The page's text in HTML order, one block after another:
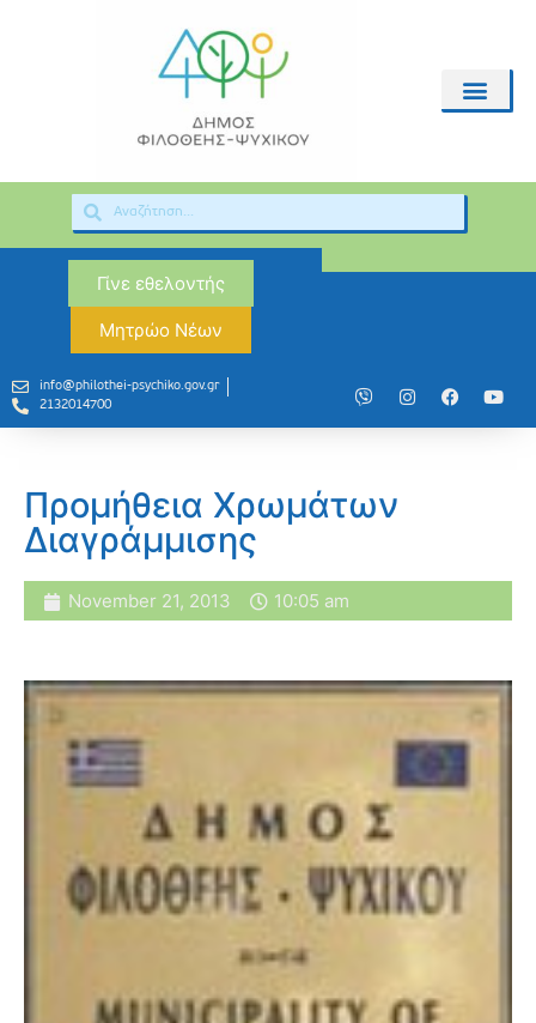
Γίνε εθελοντής
Μητρώο Νέων
info@philothei-psychiko.gov.gr
2132014700
Προμήθεια Χρωμάτων
Διαγράμμισης
November 21, 2013 10:05 am